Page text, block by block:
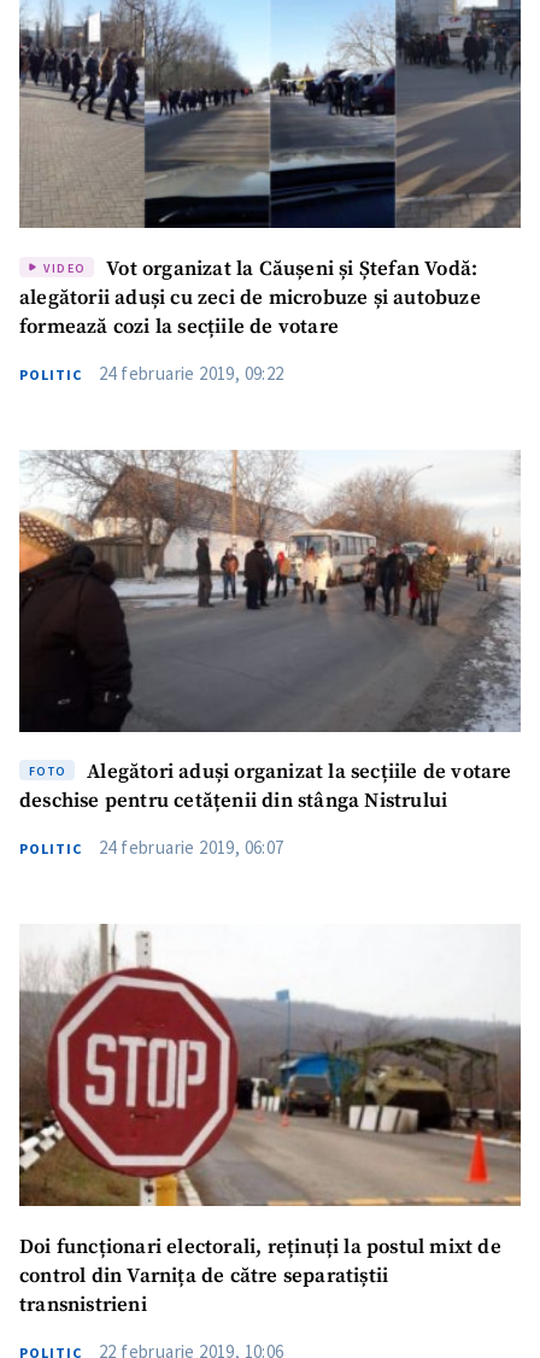
VIDEO
Vot organizat la Căușeni și Ștefan Vodă:
alegătorii aduși cu zeci de microbuze și autobuze
formează cozi la secțiile de votare
POLITIC 24 februarie 2019, 09:22
FOTO
Alegători aduși organizat la secțiile de votare
deschise pentru cetățenii din stânga Nistrului
POLITIC 24 februarie 2019, 06:07
Doi funcționari electorali, reținuți la postul mixt de
control din Varnița de către separatiștii
transnistrieni
POLITIC 22 februarie 2019, 10:06